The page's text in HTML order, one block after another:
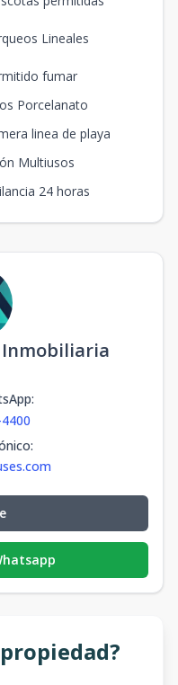
1
Lineales
fumar
Porcelanato
linea de playa
Multiusos
24 horas
Inmobiliaria
:
: